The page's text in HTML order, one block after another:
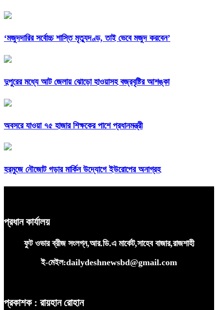
‘মজুদদারির সর্বোচ্চ শাস্তি মৃত্যুদণ্ড, তাই ভেবে মজুদ করবেন’
দুপুরের মধ্যে আট জেলায় ঝোড়ো হাওয়াসহ বজ্রবৃষ্টির আশঙ্কা
অবসরে যাওয়া ৭৫ হাজার শিক্ষকের পাশে প্রধানমন্ত্রী
হরমুজে নৌজোট গড়ার মার্কিন উদ্যোগে ইউরোপের অনাগ্রহ
প্রধান কার্যালয়
ফুট ওভার ব্রীজ সংলগ্ন,আর.ডি.এ মার্কেট,সাহেব বাজার,রাজশাহী
ই-মেইল:dailydeshnewsbd@gmail.com
প্রকাশক : রায়হান রোহান